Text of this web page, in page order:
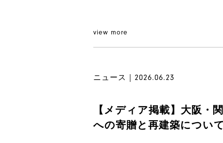
view more
ニュース｜2026.06.23
【メディア掲載】大阪・
への寄贈と再建築について